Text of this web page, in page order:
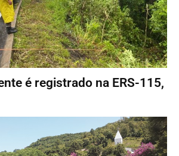
é registrado na ERS-115,